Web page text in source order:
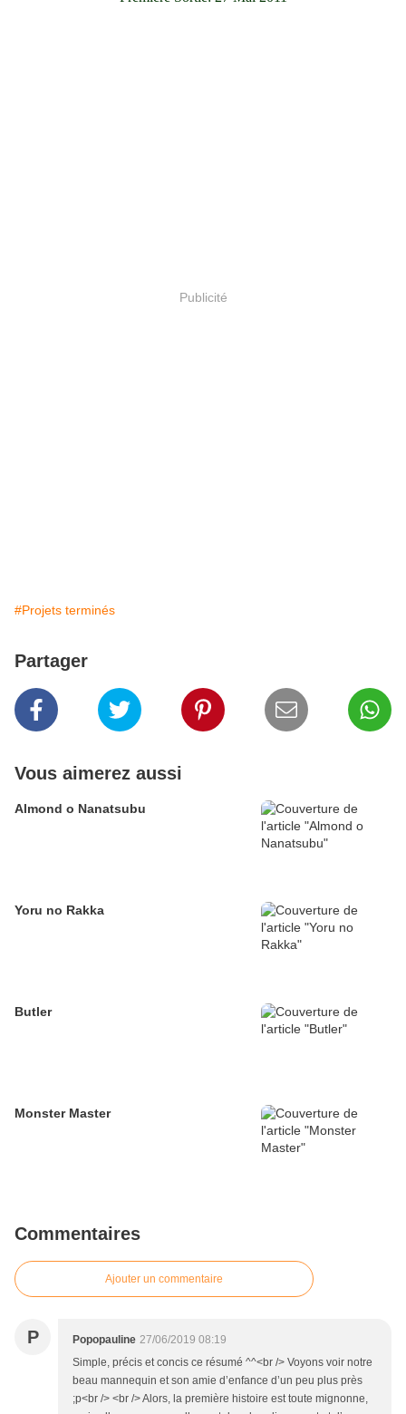
Publicité
#Projets terminés
Partager
Vous aimerez aussi
Almond o Nanatsubu
Yoru no Rakka
Butler
Monster Master
Commentaires
Ajouter un commentaire
P Popopauline 27/06/2019 08:19
Simple, précis et concis ce résumé ^^<br /> Voyons voir notre
beau mannequin et son amie d’enfance d’un peu plus près
;p<br /> <br /> Alors, la première histoire est toute mignonne,